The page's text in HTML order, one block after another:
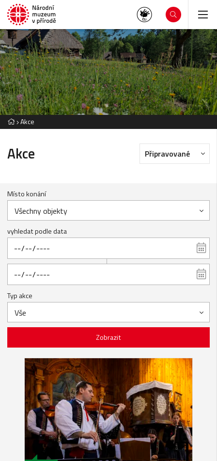
Akce
Akce Připravované
Místo konání
Všechny objekty
vyhledat podle data
Typ akce
Vše
Zobrazit